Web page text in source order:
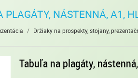
PLAGÁTY, NÁSTENNÁ, A1,
/ Držiaky na prospekty, stojany,
Tabuľa na plagáty,